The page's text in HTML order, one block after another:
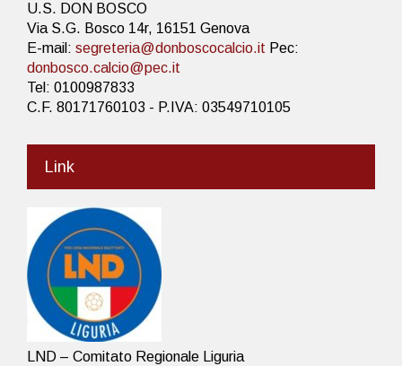
U.S. DON BOSCO
Via S.G. Bosco 14r, 16151 Genova
E-mail: segreteria@donboscocalcio.it Pec:
donbosco.calcio@pec.it
Tel: 0100987833
C.F. 80171760103 - P.IVA: 03549710105
Link
LND – Comitato Regionale Liguria